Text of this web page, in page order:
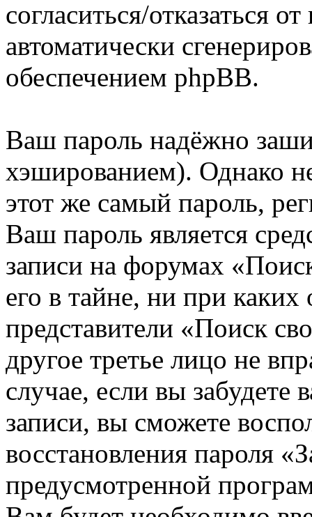
согласиться/отказаться
автоматически
обеспечением phpBB.
Ваш пароль надёжно
хэшированием). Однако
этот же самый пароль,
Ваш пароль является
записи на форумах
его в тайне, ни при каких
представители «Поиск
другое третье лицо не
случае, если вы
записи, вы сможете
восстановления пароля
предусмотренной